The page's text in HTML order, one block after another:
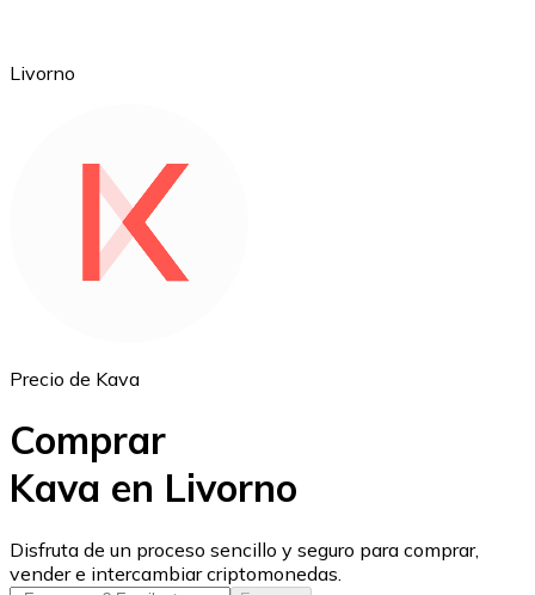
Ethereum
USD Coin
USDC
Livorno
Precio de Kava
Comprar
Kava en Livorno
Disfruta de un proceso sencillo y seguro para comprar,
vender e intercambiar criptomonedas.